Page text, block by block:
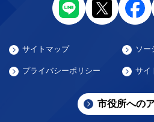
サイトマップ ソー
プライバシーポリシー サイ
市役所への